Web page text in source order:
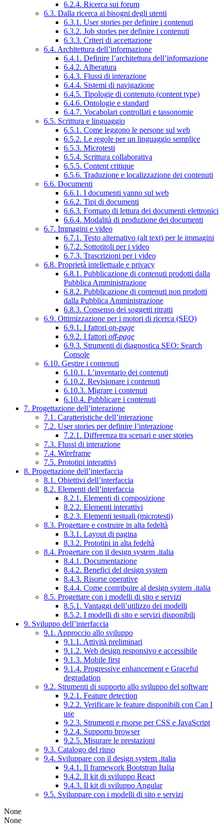
6.2.4. Ricerca sui forum
6.3. Dalla ricerca ai bisogni degli utenti
6.3.1. User stories per definire i contenuti
6.3.2. Job stories per definire i contenuti
6.3.3. Criteri di accettazione
6.4. Architettura dell’informazione
6.4.1. Definire l’architettura dell’informazione
6.4.2. Alberatura
6.4.3. Flussi di interazione
6.4.4. Sistemi di navigazione
6.4.5. Tipologie di contenuto (content type)
6.4.6. Ontologie e standard
6.4.7. Vocabolari controllati e tassonomie
6.5. Scrittura e linguaggio
6.5.1. Come leggono le persone sul web
6.5.2. Le regole per un linguaggio semplice
6.5.3. Microtesti
6.5.4. Scrittura collaborativa
6.5.5. Content critique
6.5.6. Traduzione e localizzazione dei contenuti
6.6. Documenti
6.6.1. I documenti vanno sul web
6.6.2. Tipi di documenti
6.6.3. Formato di lettura dei documenti elettronici
6.6.4. Modalità di produzione dei documenti
6.7. Immagini e video
6.7.1. Testo alternativo (alt text) per le immagini
6.7.2. Sottotitoli per i video
6.7.3. Trascrizioni per i video
6.8. Proprietà intellettuale e privacy
6.8.1. Pubblicazione di contenuti prodotti dalla
Pubblica Amministrazione
6.8.2. Pubblicazione di contenuti non prodotti
dalla Pubblica Amministrazione
6.8.3. Consenso dei soggetti ritratti
6.9. Ottimizzazione per i motori di ricerca (SEO)
6.9.1. I fattori on-page
6.9.2. I fattori off-page
6.9.3. Strumenti di diagnostica SEO: Search
Console
6.10. Gestire i contenuti
6.10.1. L’inventario dei contenuti
6.10.2. Revisionare i contenuti
6.10.3. Migrare i contenuti
6.10.4. Pubblicare i contenuti
7. Progettazione dell’interazione
7.1. Caratteristiche dell’interazione
7.2. User stories per definire l’interazione
7.2.1. Differenza tra scenari e user stories
7.3. Flussi di interazione
7.4. Wireframe
7.5. Prototipi interattivi
8. Progettazione dell’interfaccia
8.1. Obiettivi dell’interfaccia
8.2. Elementi dell’interfaccia
8.2.1. Elementi di composizione
8.2.2. Elementi interattivi
8.2.3. Elementi testuali (microtesti)
8.3. Progettare e costruire in alta fedeltà
8.3.1. Layout di pagina
8.3.2. Prototipi in alta fedeltà
8.4. Progettare con il design system .italia
8.4.1. Documentazione
8.4.2. Benefici del design system
8.4.3. Risorse operative
8.4.4. Come contribuire al design system .italia
8.5. Progettare con i modelli di sito e servizi
8.5.1. Vantaggi dell’utilizzo dei modelli
8.5.2. I modelli di sito e servizi disponibili
9. Sviluppo dell’interfaccia
9.1. Approccio allo sviluppo
9.1.1. Attività preliminari
9.1.2. Web design responsivo e accessibile
9.1.3. Mobile first
9.1.4. Progressive enhancement e Graceful
degradation
9.2. Strumenti di supporto allo sviluppo del software
9.2.1. Feature detection
9.2.2. Verificare le feature disponibili con Can I
use
9.2.3. Strumenti e risorse per CSS e JavaScript
9.2.4. Supporto browser
9.2.5. Misurare le prestazioni
9.3. Catalogo del riuso
9.4. Sviluppare con il design system .italia
9.4.1. Il framework Bootstrap Italia
9.4.2. Il kit di sviluppo React
9.4.3. Il kit di sviluppo Angular
9.5. Sviluppare con i modelli di sito e servizi
None
None